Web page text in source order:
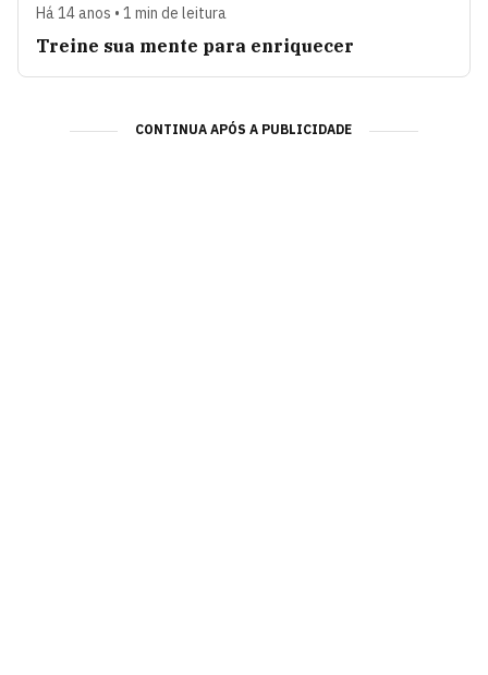
Há 14 anos • 1 min de leitura
Treine sua mente para enriquecer
CONTINUA APÓS A PUBLICIDADE